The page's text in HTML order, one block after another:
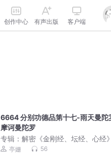
创作中心 有声出版 客户端
6664 分别功德品第十七-雨天曼陀
摩诃曼陀罗
专辑：解密《金刚经、坛经、心经
教十三经
亭姗 56